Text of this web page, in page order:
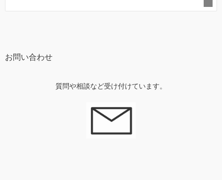
お問い合わせ
質問や相談など受け付けています。